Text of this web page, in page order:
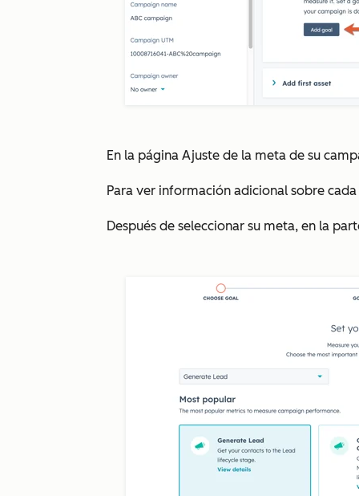
En la página Ajuste de la meta de su
Para ver información adicional sobre
Después de seleccionar su meta, en la